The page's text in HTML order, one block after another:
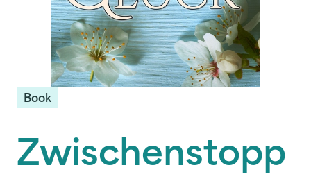
Book
Zwischenstopp